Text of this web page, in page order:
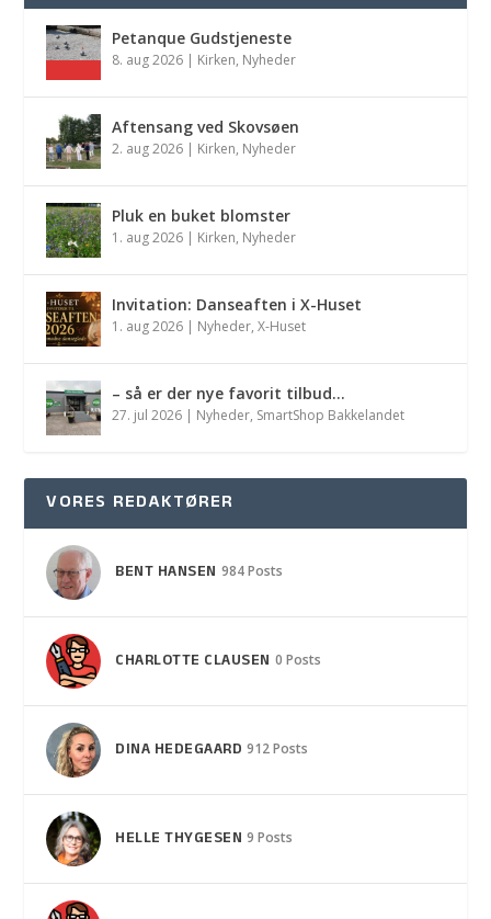
Petanque Gudstjeneste
8. aug 2026 | Kirken, Nyheder
Aftensang ved Skovsøen
2. aug 2026 | Kirken, Nyheder
Pluk en buket blomster
1. aug 2026 | Kirken, Nyheder
Invitation: Danseaften i X-Huset
1. aug 2026 | Nyheder,X-Huset
– så er der nye favorit tilbud…
27. jul 2026 | Nyheder, SmartShop Bakkelandet
VORES REDAKTØRER
BENT HANSEN 984 Posts
CHARLOTTE CLAUSEN 0 Posts
DINA HEDEGAARD 912 Posts
HELLE THYGESEN 9 Posts